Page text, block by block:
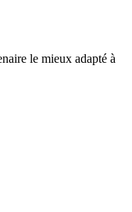
le mieux adapté à